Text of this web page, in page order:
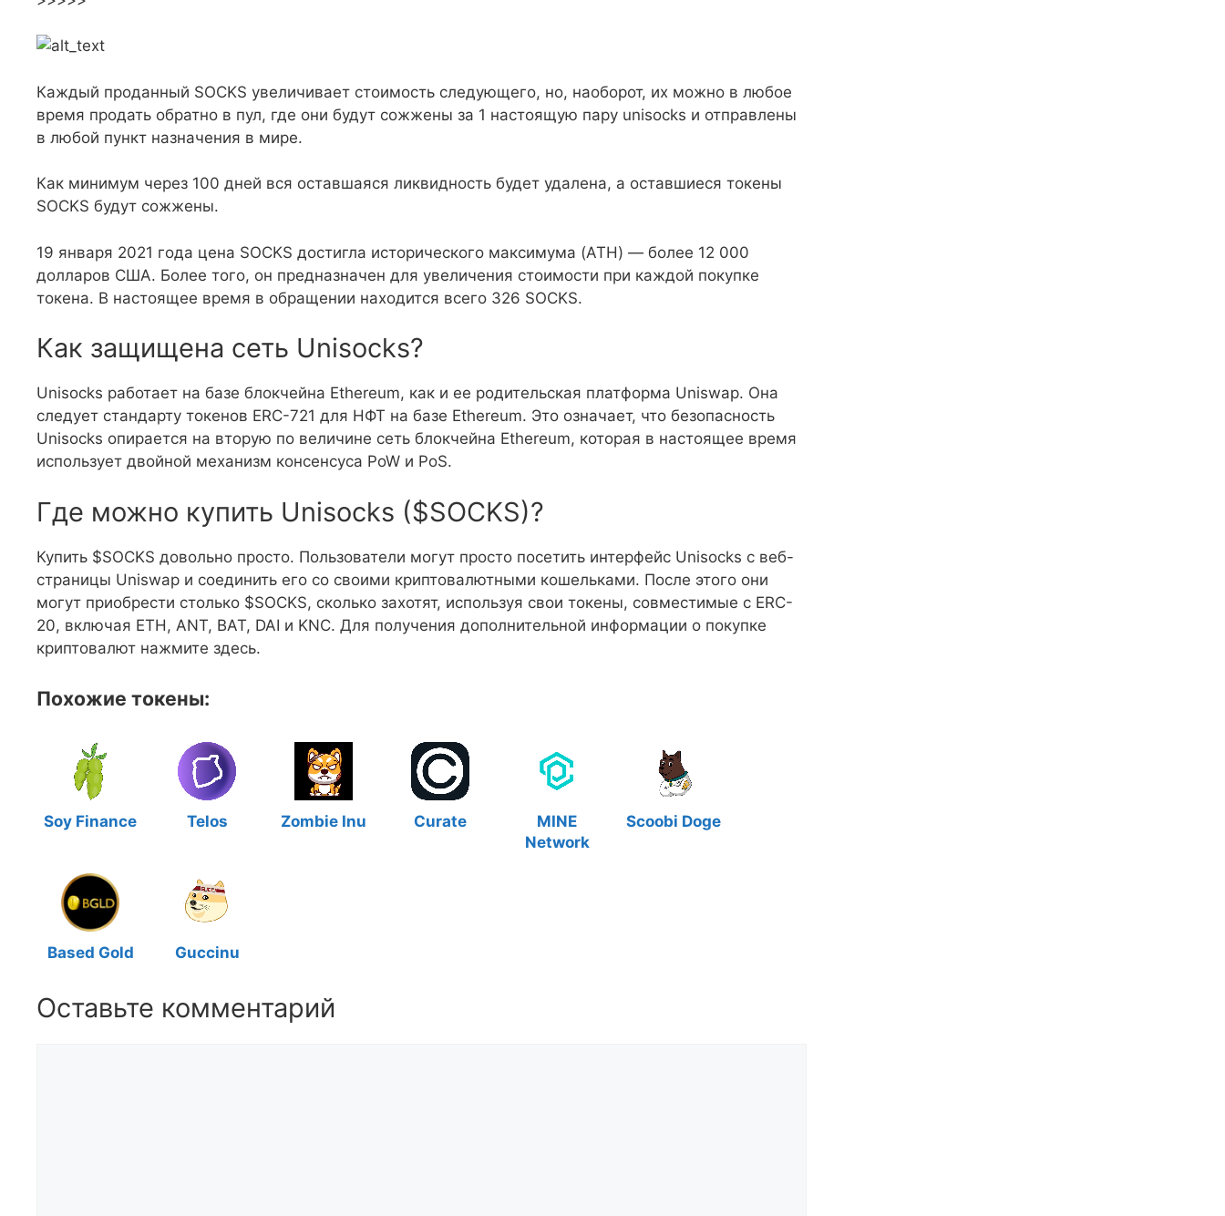
Каждый проданный SOCKS увеличивает стоимость следующего, но, наоборот, их можно в любое
время продать обратно в пул, где они будут сожжены за 1 настоящую пару unisocks и отправлены
в любой пункт назначения в мире.
Как минимум через 100 дней вся оставшаяся ликвидность будет удалена, а оставшиеся токены
SOCKS будут сожжены.
19 января 2021 года цена SOCKS достигла исторического максимума (ATH) — более 12 000
долларов США. Более того, он предназначен для увеличения стоимости при каждой покупке
токена. В настоящее время в обращении находится всего 326 SOCKS.
Как защищена сеть Unisocks?
Unisocks работает на базе блокчейна Ethereum, как и ее родительская платформа Uniswap. Она
следует стандарту токенов ERC-721 для НФТ на базе Ethereum. Это означает, что безопасность
Unisocks опирается на вторую по величине сеть блокчейна Ethereum, которая в настоящее время
использует двойной механизм консенсуса PoW и PoS.
Где можно купить Unisocks ($SOCKS)?
Купить $SOCKS довольно просто. Пользователи могут просто посетить интерфейс Unisocks с веб-
страницы Uniswap и соединить его со своими криптовалютными кошельками. После этого они
могут приобрести столько $SOCKS, сколько захотят, используя свои токены, совместимые с ERC-
20, включая ETH, ANT, BAT, DAI и KNC. Для получения дополнительной информации о покупке
криптовалют нажмите здесь.
Похожие токены:
Soy Finance Telos Zombie Inu Curate
MINE
Network
Scoobi Doge
Based Gold Guccinu
Оставьте комментарий